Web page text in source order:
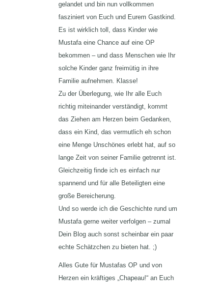
gelandet und bin nun vollkommen
fasziniert von Euch und Eurem Gastkind.
Es ist wirklich toll, dass Kinder wie
Mustafa eine Chance auf eine OP
bekommen – und dass Menschen wie Ihr
solche Kinder ganz freimütig in ihre
Familie aufnehmen. Klasse!
Zu der Überlegung, wie Ihr alle Euch
richtig miteinander verständigt, kommt
das Ziehen am Herzen beim Gedanken,
dass ein Kind, das vermutlich eh schon
eine Menge Unschönes erlebt hat, auf so
lange Zeit von seiner Familie getrennt ist.
Gleichzeitig finde ich es einfach nur
spannend und für alle Beteiligten eine
große Bereicherung.
Und so werde ich die Geschichte rund um
Mustafa gerne weiter verfolgen – zumal
Dein Blog auch sonst scheinbar ein paar
echte Schätzchen zu bieten hat. ;)
Alles Gute für Mustafas OP und von
Herzen ein kräftiges „Chapeau!“ an Euch